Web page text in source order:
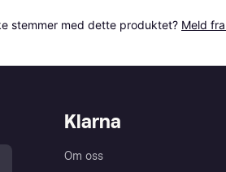
stemmer med dette produktet? Meld
Klarna
Om oss